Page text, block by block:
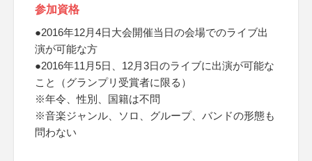
参加資格
●2016年12月4日大会開催当日の会場でのライブ出
演が可能な方
●2016年11月5日、12月3日のライブに出演が可能な
こと（グランプリ受賞者に限る）
※年令、性別、国籍は不問
※音楽ジャンル、ソロ、グループ、バンドの形態も
問わない